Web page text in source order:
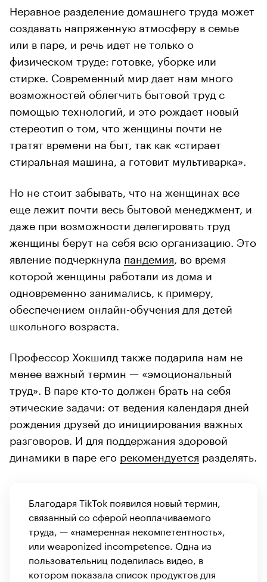
Неравное разделение домашнего труда может
создавать напряженную атмосферу в семье
или в паре, и речь идет не только о
физическом труде: готовке, уборке или
стирке. Современный мир дает нам много
возможностей облегчить бытовой труд с
помощью технологий, и это рождает новый
стереотип о том, что женщины почти не
тратят времени на быт, так как «стирает
стиральная машина, а готовит мультиварка».
Но не стоит забывать, что на женщинах все
еще лежит почти весь бытовой менеджмент, и
даже при возможности делегировать труд
женщины берут на себя всю организацию. Это
явление подчеркнула пандемия , во время
которой женщины работали из дома и
одновременно занимались, к примеру,
обеспечением онлайн-обучения для детей
школьного возраста.
Профессор Хокшилд также подарила нам не
менее важный термин — «эмоциональный
труд». В паре кто-то должен брать на себя
этические задачи: от ведения календаря дней
рождения друзей до инициирования важных
разговоров. И для поддержания здоровой
динамики в паре его рекомендуется разделять.
Благодаря TikTok появился новый термин,
связанный со сферой неоплачиваемого
труда, — «намеренная некомпетентность»,
или weaponized incompetence. Одна из
пользовательниц поделилась видео, в
котором показала список продуктов для